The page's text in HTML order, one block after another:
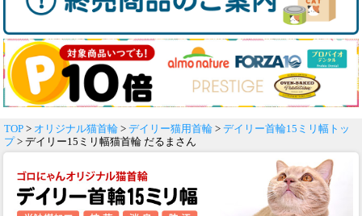
TOP > オリジナル猫首輪 > デイリー猫用首輪 > デイリー首輪15ミリ幅トッ
プ > デイリー15ミリ幅猫首輪 だるまさん